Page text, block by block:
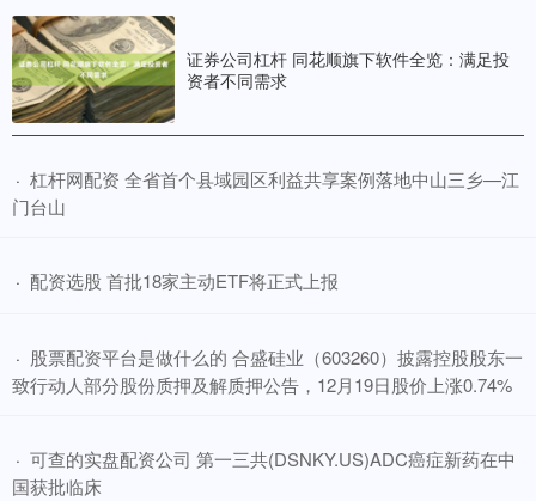
证券公司杠杆 同花顺旗下软件全览：满足投
资者不同需求
· ​杠杆网配资 全省首个县域园区利益共享案例落地中山三乡—江
门台山
· ​配资选股 首批18家主动ETF将正式上报
· ​股票配资平台是做什么的 合盛硅业（603260）披露控股股东一
致行动人部分股份质押及解质押公告，12月19日股价上涨0.74%
· ​可查的实盘配资公司 第一三共(DSNKY.US)ADC癌症新药在中
国获批临床